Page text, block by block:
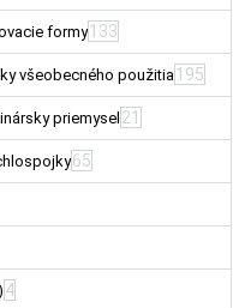
formy 133
všeobecného použitia 195
priemysel 21
65
4